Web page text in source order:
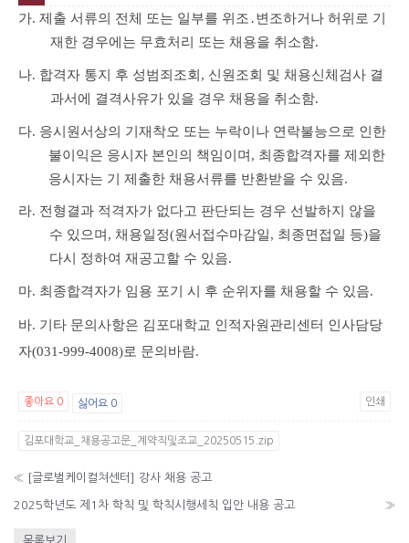
가. 제출 서류의 전체 또는 일부를 위조 ․변조하거나 허위로 기
재한 경우에는 무효처리 또는 채용을 취소함.
나. 합격자 통지 후 성범죄조회 , 신원조회 및 채용신체검사 결
과서에 결격사유가 있을 경우 채용을 취소함.
다. 응시원서상의 기재착오 또는 누락이나 연락불능으로 인한
불이익은 응시자 본인의 책임이며, 최종합격자를 제외한
응시자는 기 제출한 채용서류를 반환받을 수 있음.
라. 전형결과 적격자가 없다고 판단되는 경우 선발하지 않을
수 있으며 , 채용일정(원서접수마감일, 최종면접일 등)을
다시 정하여 재공고할 수 있음.
마. 최종합격자가 임용 포기 시 후 순위자를 채용할 수 있음.
바. 기타 문의사항은 김포대학교 인적자원관리센터 인사담당
자(031-999-4008)로 문의바람.
좋아요 0 싫어요 0 인쇄
김포대학교_채용공고문_계약직및조교_20250515.zip
« [글로벌케이컬쳐센터] 강사 채용 공고
2025학년도 제1차 학칙 및 학칙시행세칙 입안 내용 공고 »
목록보기